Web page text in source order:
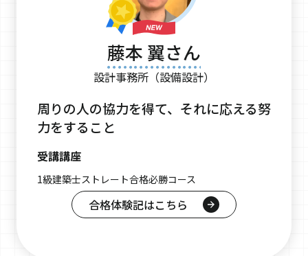
藤本 翼さん
設計事務所（設備設計）
周りの人の協力を得て、それに応える努
力をすること
受講講座
1級建築士ストレート合格必勝コース
合格体験記はこちら